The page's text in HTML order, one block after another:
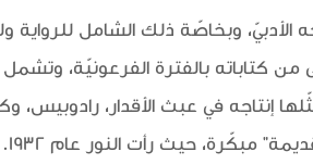
وبخاصّة ذلك الشامل للرواية
كتاباته بالفترة الفرعونيّة،
إنتاجه في عبث الأقدار، رادوبيس،
مبكّرة، حيث رأت النور عام 1932.